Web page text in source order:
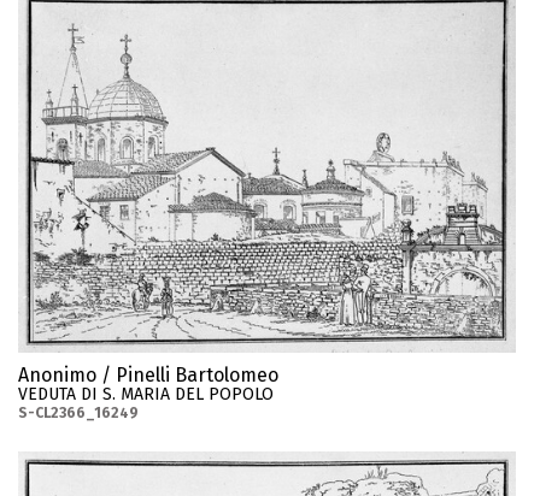
Anonimo / Pinelli Bartolomeo
VEDUTA DI S. MARIA DEL POPOLO
S-CL2366_16249